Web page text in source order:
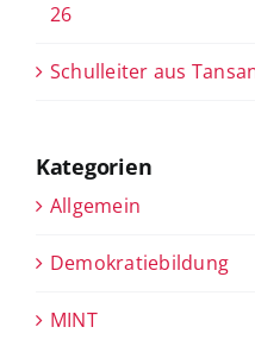
26
Schulleiter aus
Kategorien
Allgemein
Demokratiebildung
MINT